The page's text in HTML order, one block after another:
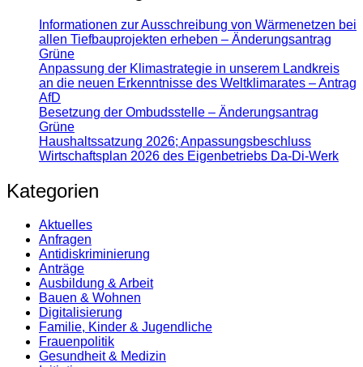
Informationen zur Ausschreibung von Wärmenetzen bei
allen Tiefbauprojekten erheben – Änderungsantrag
Grüne
Anpassung der Klimastrategie in unserem Landkreis
an die neuen Erkenntnisse des Weltklimarates – Antrag
AfD
Besetzung der Ombudsstelle – Änderungsantrag
Grüne
Haushaltssatzung 2026; Anpassungsbeschluss
Wirtschaftsplan 2026 des Eigenbetriebs Da-Di-Werk
Kategorien
Aktuelles
Anfragen
Antidiskrimi­nierung
Anträge
Ausbildung & Arbeit
Bauen & Wohnen
Digitalisierung
Familie, Kinder & Jugendliche
Frauenpolitik
Gesundheit & Medizin